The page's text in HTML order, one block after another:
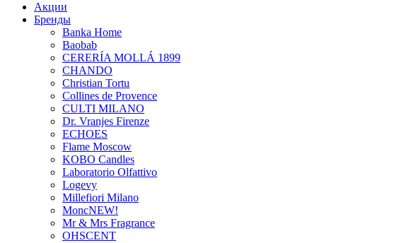
Акции
Бренды
Banka Home
Baobab
CERERÍA MOLLÁ 1899
CHANDO
Christian Tortu
Collines de Provence
CULTI MILANO
Dr. Vranjes Firenze
ECHOES
Flame Moscow
KOBO Candles
Laboratorio Olfattivo
Logevy
Millefiori Milano
MoncNEW!
Mr & Mrs Fragrance
OHSCENT